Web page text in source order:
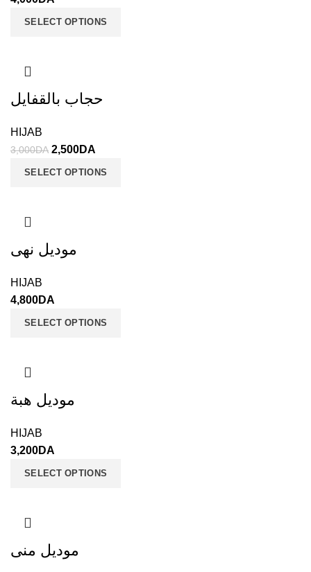
SELECT OPTIONS
حجاب بالقفايل
HIJAB
3,000DA 2,500DA
SELECT OPTIONS
موديل نهى
HIJAB
4,800DA
SELECT OPTIONS
موديل هبة
HIJAB
3,200DA
SELECT OPTIONS
موديل منى